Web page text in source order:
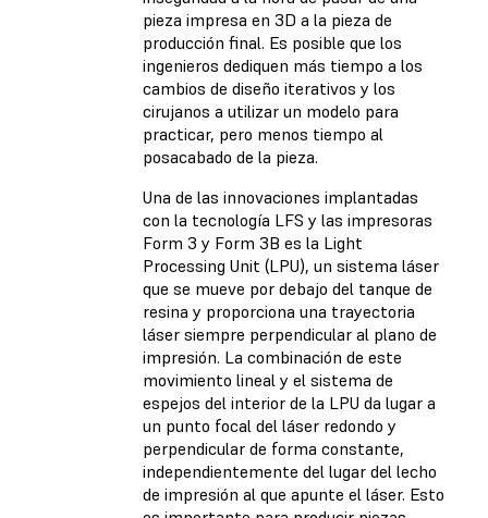
pieza impresa en 3D a la pieza de
producción final. Es posible que los
ingenieros dediquen más tiempo a los
cambios de diseño iterativos y los
cirujanos a utilizar un modelo para
practicar, pero menos tiempo al
posacabado de la pieza.
Una de las innovaciones implantadas
con la tecnología LFS y las impresoras
Form 3 y Form 3B es la Light
Processing Unit (LPU), un sistema láser
que se mueve por debajo del tanque de
resina y proporciona una trayectoria
láser siempre perpendicular al plano de
impresión. La combinación de este
movimiento lineal y el sistema de
espejos del interior de la LPU da lugar a
un punto focal del láser redondo y
perpendicular de forma constante,
independientemente del lugar del lecho
de impresión al que apunte el láser. Esto